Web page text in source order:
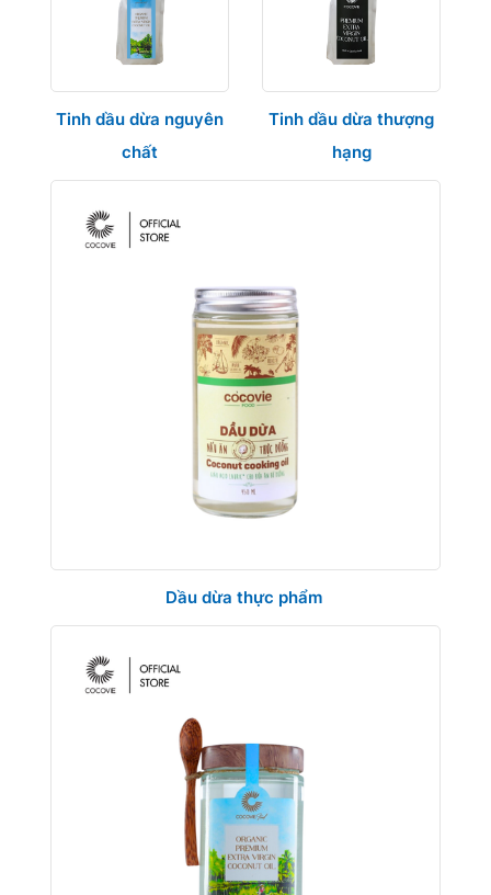
Tinh dầu dừa nguyên
chất
Tinh dầu dừa thượng
hạng
Dầu dừa thực phẩm